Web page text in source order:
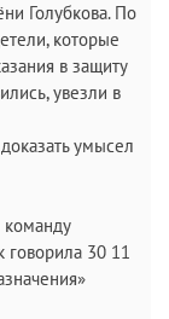
Голубкова. По
которые
в защиту
увезли в
умысел
говорила 30 11